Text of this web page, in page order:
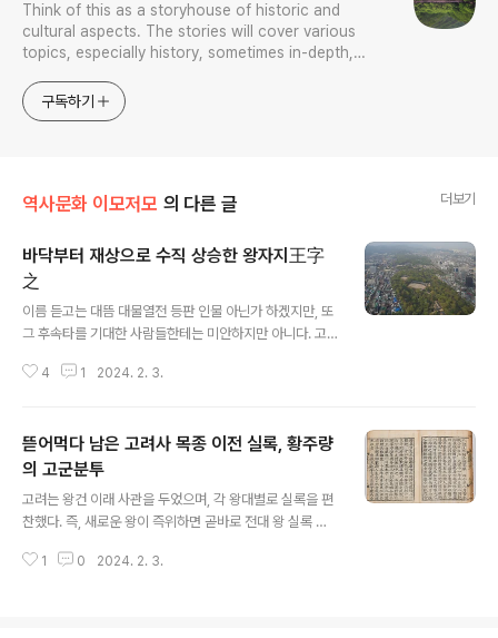
Think of this as a storyhouse of historic and
cultural aspects. The stories will cover various
topics, especially history, sometimes in-depth,
approach will be to resist any common sense or
generalized viewpoint
구독하기
역사문화 이모저모 의 다른 글 더보기
바닥부터 재상으로 수직 상승한 왕자지王字
之
이름 듣고는 대뜸 대물열전 등판 인물 아닌가 하겠지만, 또
그 후속타를 기대한 사람들한테는 미안하지만 아니다. 고
에 통달했다 해서 출사해 원외랑員外郞을 거쳐 동궁기실
로 고려를 건국하자 다시 나와 국가 기밀을 관장하게 된 박
유朴儒라는 사람 현손이다. 박씨 집안 직계 후손임에도 왕
씨 성을 쓴 까닭은 이미 저 박유가 하도 고려 왕조가 자리
잡는 데 공이 크다 해서 그 할아버지 박유한테 아예 왕실 성
인 왕씨를 하사해 왕유王儒로 창씨개명한 데 따른다. 고려
사 왕유 열전에 부기된 왕자지王字之 열전에 의하면 그는
4 1 2024. 2. 3.
뜯어먹다 남은 고려사 목종 이전 실록, 황주량
의 고군분투
고려는 왕건 이래 사관을 두었으며, 각 왕대별로 실록을 편
찬했다. 즉, 새로운 왕이 즉위하면 곧바로 전대 왕 실록 찬
나 고려사절요를 통독하다 보면, 왕건 이래 제7대 목종穆
1 0 2024. 2. 3.